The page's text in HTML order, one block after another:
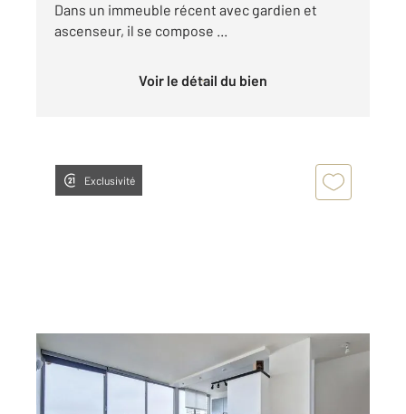
Dans un immeuble récent avec gardien et
ascenseur, il se compose ...
Voir le détail du bien
Exclusivité
PARIS 75013
43,42 m2, 2 pièces